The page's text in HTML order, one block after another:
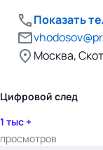
Показать
Москва,
Цифровой след
1 тыс +
просмотров